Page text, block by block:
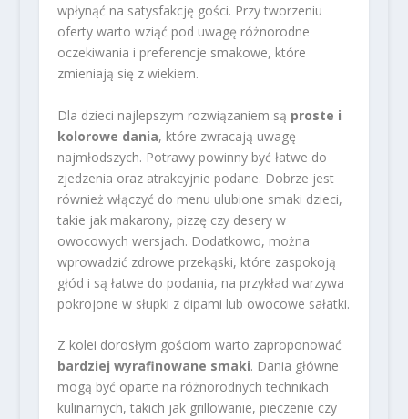
wpłynąć na satysfakcję gości. Przy tworzeniu
oferty warto wziąć pod uwagę różnorodne
oczekiwania i preferencje smakowe, które
zmieniają się z wiekiem.
Dla dzieci najlepszym rozwiązaniem są proste i
kolorowe dania, które zwracają uwagę
najmłodszych. Potrawy powinny być łatwe do
zjedzenia oraz atrakcyjnie podane. Dobrze jest
również włączyć do menu ulubione smaki dzieci,
takie jak makarony, pizzę czy desery w
owocowych wersjach. Dodatkowo, można
wprowadzić zdrowe przekąski, które zaspokoją
głód i są łatwe do podania, na przykład warzywa
pokrojone w słupki z dipami lub owocowe sałatki.
Z kolei dorosłym gościom warto zaproponować
bardziej wyrafinowane smaki. Dania główne
mogą być oparte na różnorodnych technikach
kulinarnych, takich jak grillowanie, pieczenie czy